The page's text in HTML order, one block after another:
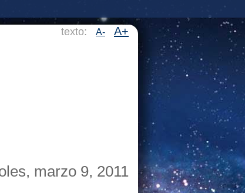
texto: A- A+
marzo 9, 2011